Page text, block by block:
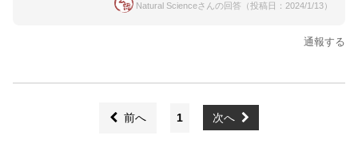
Natural Scienceさんの回答（投稿日：2024/1/13）
通報する
前へ 1 次へ